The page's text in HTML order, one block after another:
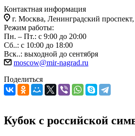
Контактная информация
г. Москва, Ленинградский
Режим работы:
Пн. – Пт.: с 9:00 до 20:00
Сб..: с 10:00 до 18:00
Вск..: выходной до сентября
moscow@mir-nagrad.ru
Поделиться
Кубок с российской